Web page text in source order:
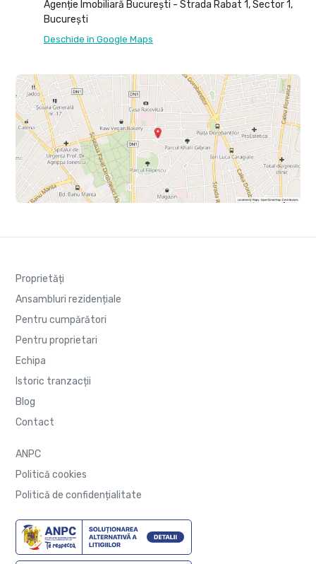
Agenție Imobiliară București - Strada Rabat 1, Sector 1,
București
Deschide în Google Maps
Proprietăți
Ansambluri rezidențiale
Pentru cumpărători
Pentru proprietari
Echipa
Istoric tranzacții
Blog
Contact
ANPC
Politică cookies
Politică de confidențialitate